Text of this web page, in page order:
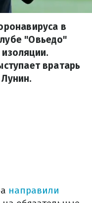
в
"Овьедо"
вратарь
направили